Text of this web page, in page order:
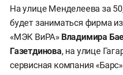
На улице Менделеева за
будет заниматься фирма
«МЭК ВиРА» Владимира
Газетдинова, на улице
сервисная компания «Барс»